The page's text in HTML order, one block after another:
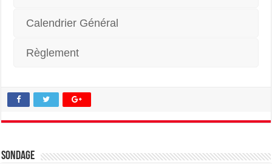
Calendrier Général
Règlement
Sondage